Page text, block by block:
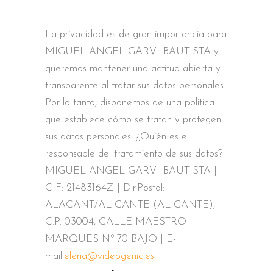
La privacidad es de gran importancia para
MIGUEL ANGEL GARVI BAUTISTA y
queremos mantener una actitud abierta y
transparente al tratar sus datos personales.
Por lo tanto, disponemos de una política
que establece cómo se tratan y protegen
sus datos personales. ¿Quién es el
responsable del tratamiento de sus datos?
MIGUEL ANGEL GARVI BAUTISTA |
CIF: 21483164Z | Dir.Postal:
ALACANT/ALICANTE (ALICANTE),
C.P. 03004, CALLE MAESTRO
MARQUES Nº 70 BAJO | E-
mail:elena@videogenic.es